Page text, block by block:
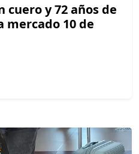
cuero y 72 años de
mercado 10 de